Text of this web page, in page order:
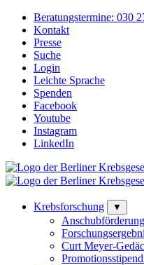
Beratungstermine: 030
Kontakt
Presse
Suche
Login
Leichte Sprache
Spenden
Facebook
Youtube
Instagram
LinkedIn
Krebsforschung ▼
Anschubförderung
Curt Meyer-